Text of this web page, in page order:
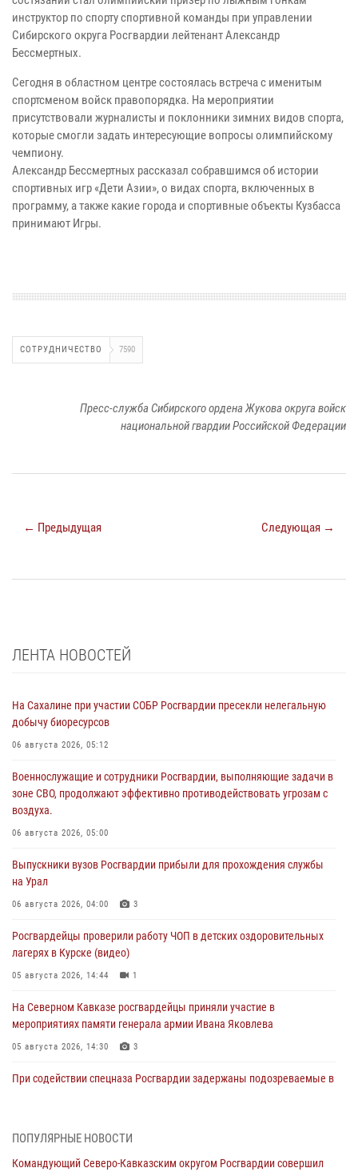
инструктор по спорту спортивной команды при управлении
Сибирского округа Росгвардии лейтенант Александр
Бессмертных.
Сегодня в областном центре состоялась встреча с именитым
спортсменом войск правопорядка. На мероприятии
присутствовали журналисты и поклонники зимних видов спорта,
которые смогли задать интересующие вопросы олимпийскому
чемпиону.
Александр Бессмертных рассказал собравшимся об истории
спортивных игр «Дети Азии», о видах спорта, включенных в
программу, а также какие города и спортивные объекты Кузбасса
принимают Игры.
СОТРУДНИЧЕСТВО 7590
Пресс-служба Сибирского ордена Жукова округа войск
национальной гвардии Российской Федерации
← Предыдущая Следующая →
ЛЕНТА НОВОСТЕЙ
На Сахалине при участии СОБР Росгвардии пресекли нелегальную
добычу биоресурсов
06 августа 2026, 05:12
Военнослужащие и сотрудники Росгвардии, выполняющие задачи в
зоне СВО, продолжают эффективно противодействовать угрозам с
воздуха.
06 августа 2026, 05:00
Выпускники вузов Росгвардии прибыли для прохождения службы
на Урал
06 августа 2026, 04:00 3
Росгвардейцы проверили работу ЧОП в детских оздоровительных
лагерях в Курске (видео)
05 августа 2026, 14:44 1
На Северном Кавказе росгвардейцы приняли участие в
мероприятиях памяти генерала армии Ивана Яковлева
05 августа 2026, 14:30 3
При содействии спецназа Росгвардии задержаны подозреваемые в
задержании подозреваемых в причинении имущественного ущерба
ПОПУЛЯРНЫЕ НОВОСТИ
Командующий Северо-Кавказским округом Росгвардии совершил